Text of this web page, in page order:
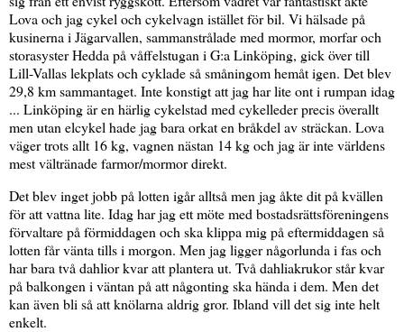
Lova och jag cykel och cykelvagn istället för bil. Vi hälsade på
kusinerna i Jägarvallen, sammanstrålade med mormor, morfar och
storasyster Hedda på våffelstugan i G:a Linköping, gick över till
Lill-Vallas lekplats och cyklade så småningom hemåt igen. Det blev
29,8 km sammantaget. Inte konstigt att jag har lite ont i rumpan idag
... Linköping är en härlig cykelstad med cykelleder precis överallt
men utan elcykel hade jag bara orkat en bråkdel av sträckan. Lova
väger trots allt 16 kg, vagnen nästan 14 kg och jag är inte världens
mest vältränade farmor/mormor direkt.
Det blev inget jobb på lotten igår alltså men jag åkte dit på kvällen
för att vattna lite. Idag har jag ett möte med bostadsrättsföreningens
förvaltare på förmiddagen och ska klippa mig på eftermiddagen så
lotten får vänta tills i morgon. Men jag ligger någorlunda i fas och
har bara två dahlior kvar att plantera ut. Två dahliakrukor står kvar
på balkongen i väntan på att någonting ska hända i dem. Men det
kan även bli så att knölarna aldrig gror. Ibland vill det sig inte helt
enkelt.